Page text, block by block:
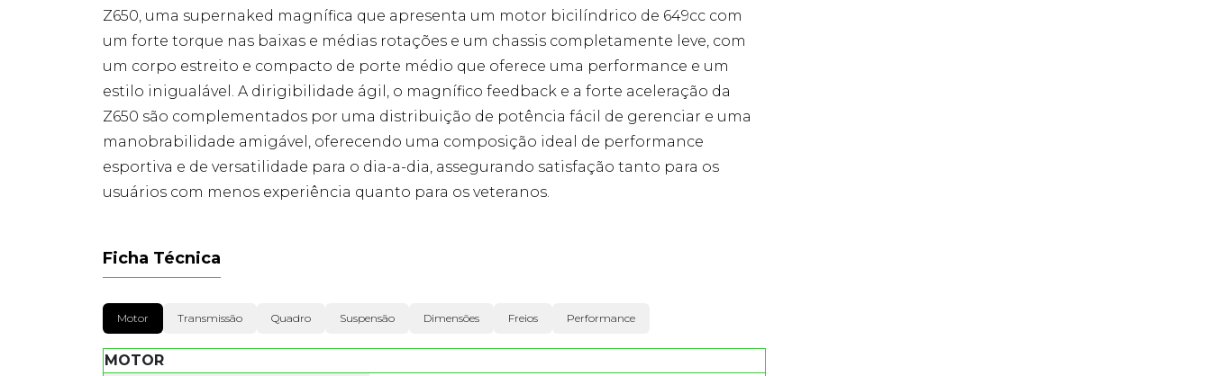
Z650, uma supernaked magnífica que apresenta um motor bicilíndrico de 649cc com
um forte torque nas baixas e médias rotações e um chassis completamente leve, com
um corpo estreito e compacto de porte médio que oferece uma performance e um
estilo inigualável. A dirigibilidade ágil, o magnífico feedback e a forte aceleração da
Z650 são complementados por uma distribuição de potência fácil de gerenciar e uma
manobrabilidade amigável, oferecendo uma composição ideal de performance
esportiva e de versatilidade para o dia-a-dia, assegurando satisfação tanto para os
usuários com menos experiência quanto para os veteranos.
Ficha Técnica
Motor Transmissão Quadro Suspensão Dimensões Freios Performance
MOTOR